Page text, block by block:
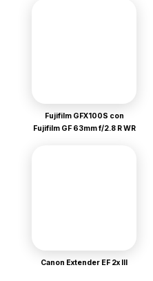
Fujifilm GFX100S con
Fujifilm GF 63mm f/2.8 R WR
Canon Extender EF 2x III